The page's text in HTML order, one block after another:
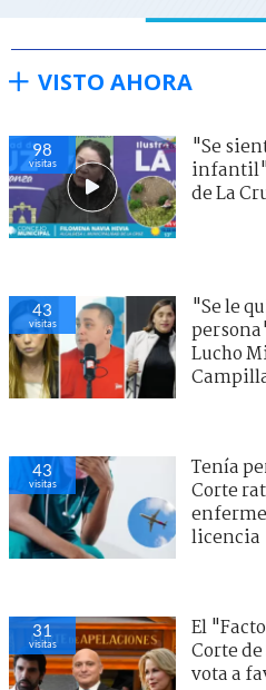
VISTO AHORA
98
visitas
"Se
de La
43
visitas
"Se le
Lucho
43
visitas
Tenía
Corte
licencia
31
visitas
El
Corte
vota a